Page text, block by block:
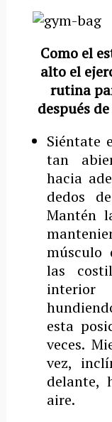
Como el
alto el
rutina
después
Siéntate
tan
hacia
dedos
Mantén
músculo
las
esta
veces.
vez,
delante,
aire.